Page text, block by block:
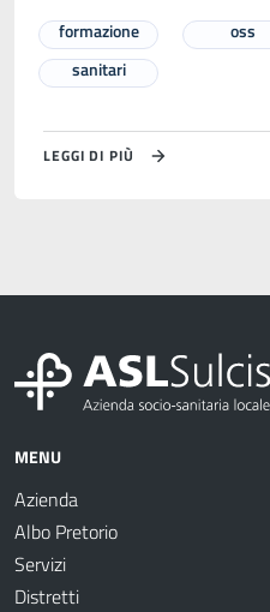
formazione oss
sanitari
LEGGI DI PIÙ
MENU
Azienda
Albo Pretorio
Servizi
Distretti